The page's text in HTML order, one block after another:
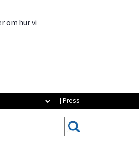
om hur vi
| Press